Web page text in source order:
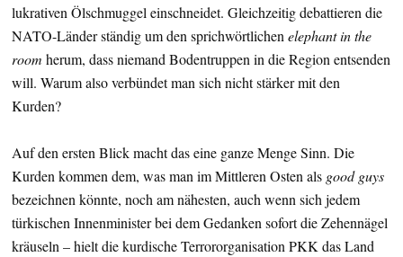
lukrativen Ölschmuggel einschneidet. Gleichzeitig debattieren die
NATO-Länder ständig um den sprichwörtlichen elephant in the
room herum, dass niemand Bodentruppen in die Region entsenden
will. Warum also verbündet man sich nicht stärker mit den
Kurden?
Auf den ersten Blick macht das eine ganze Menge Sinn. Die
Kurden kommen dem, was man im Mittleren Osten als good guys
bezeichnen könnte, noch am nähesten, auch wenn sich jedem
türkischen Innenminister bei dem Gedanken sofort die Zehennägel
kräuseln – hielt die kurdische Terrororganisation PKK das Land